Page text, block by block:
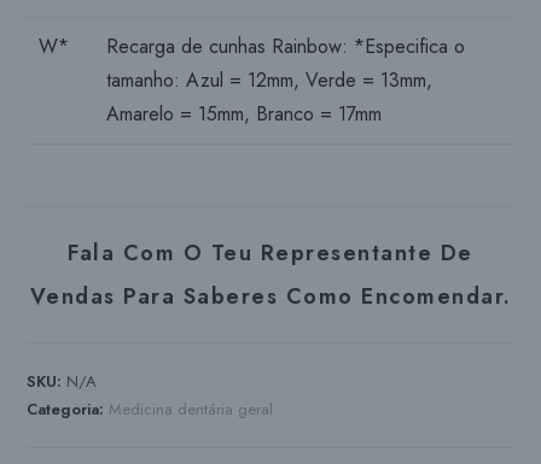
W*
Recarga de cunhas Rainbow: *Especifica o
tamanho: Azul = 12mm, Verde = 13mm,
Amarelo = 15mm, Branco = 17mm
Fala Com O Teu Representante De
Vendas Para Saberes Como Encomendar.
SKU: N/A
Categoria: Medicina dentária geral